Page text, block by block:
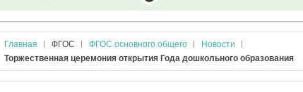
Главная ФГОС ФГОС основного общего
Новости
Торжественная церемония открытия Года дошкольного образования